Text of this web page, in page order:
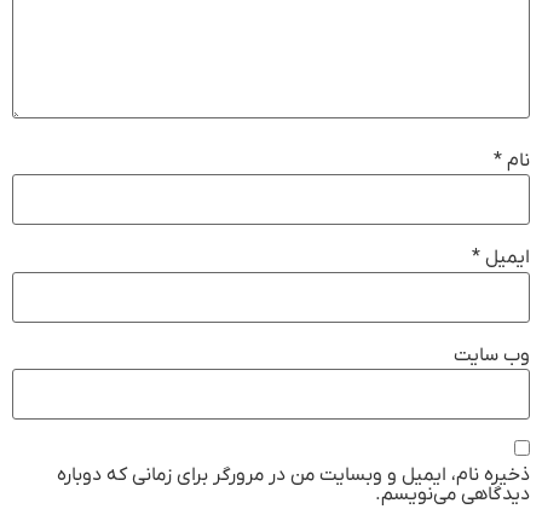
نام *
ایمیل *
وب‌ سایت
ذخیره نام، ایمیل و وبسایت من در مرورگر برای زمانی که دوباره
دیدگاهی می‌نویسم.